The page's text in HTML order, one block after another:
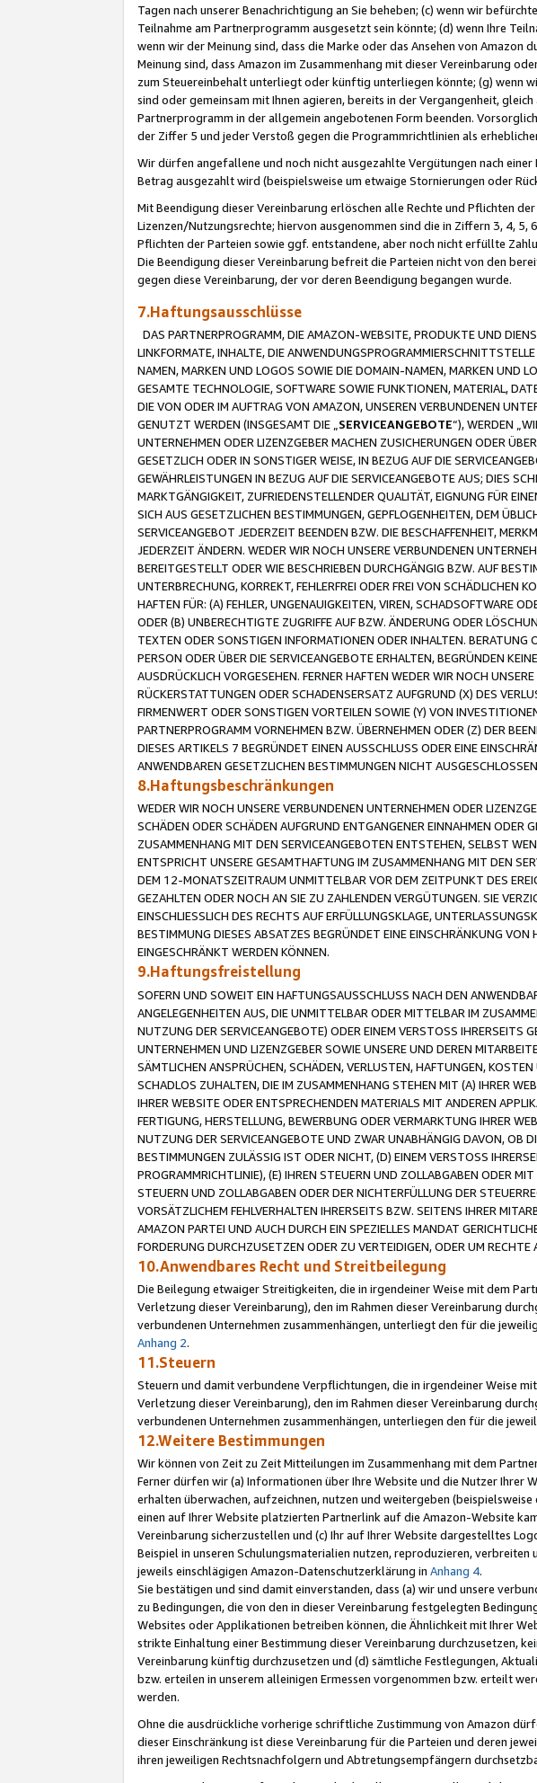
Tagen nach unserer Benachrichtigung an Sie beheben; (c) wenn wir
Teilnahme am Partnerprogramm ausgesetzt sein könnte; (d) wenn Ihre
wenn wir der Meinung sind, dass die Marke oder das Ansehen von
Meinung sind, dass Amazon im Zusammenhang mit dieser Vereinbarung
zum Steuereinbehalt unterliegt oder künftig unterliegen könnte; (g) wenn
sind oder gemeinsam mit Ihnen agieren, bereits in der Vergangenheit,
Partnerprogramm in der allgemein angebotenen Form beenden.
der Ziffer 5 und jeder Verstoß gegen die Programmrichtlinien als
Wir dürfen angefallene und noch nicht ausgezahlte Vergütungen nach
Betrag ausgezahlt wird (beispielsweise um etwaige Stornierungen oder
Mit Beendigung dieser Vereinbarung erlöschen alle Rechte und Pflichten
Lizenzen/Nutzungsrechte; hiervon ausgenommen sind die in Ziffern 3, 4,
Pflichten der Parteien sowie ggf. entstandene, aber noch nicht erfüllte
Die Beendigung dieser Vereinbarung befreit die Parteien nicht von den
gegen diese Vereinbarung, der vor deren Beendigung begangen wurde.
7.Haftungsausschlüsse
DAS PARTNERPROGRAMM, DIE AMAZON-WEBSITE, PRODUKTE UND
LINKFORMATE, INHALTE, DIE
NAMEN, MARKEN UND LOGOS SOWIE DIE DOMAIN-NAMEN, MARKEN UND
GESAMTE TECHNOLOGIE, SOFTWARE SOWIE FUNKTIONEN, MATERIAL,
DIE VON ODER IM AUFTRAG VON AMAZON, UNSEREN VERBUNDENEN
GENUTZT WERDEN (INSGESAMT DIE „ SERVICEANGEBOTE“), WERDEN
UNTERNEHMEN ODER LIZENZGEBER MACHEN ZUSICHERUNGEN ODER
GESETZLICH ODER IN SONSTIGER WEISE, IN BEZUG AUF DIE
GEWÄHRLEISTUNGEN IN BEZUG AUF DIE SERVICEANGEBOTE AUS; DIES
MARKTGÄNGIGKEIT, ZUFRIEDENSTELLENDER QUALITÄT, EIGNUNG FÜR
SICH AUS GESETZLICHEN BESTIMMUNGEN, GEPFLOGENHEITEN, DEM
SERVICEANGEBOT JEDERZEIT BEENDEN BZW. DIE BESCHAFFENHEIT,
JEDERZEIT ÄNDERN. WEDER WIR NOCH UNSERE VERBUNDENEN
BEREITGESTELLT ODER WIE BESCHRIEBEN DURCHGÄNGIG BZW. AUF
UNTERBRECHUNG, KORREKT, FEHLERFREI ODER FREI VON SCHÄDLICHEN
HAFTEN FÜR: (A) FEHLER, UNGENAUIGKEITEN, VIREN, SCHADSOFTWARE
ODER (B) UNBERECHTIGTE ZUGRIFFE AUF BZW. ÄNDERUNG ODER
TEXTEN ODER SONSTIGEN INFORMATIONEN ODER INHALTEN. BERATUNG
PERSON ODER ÜBER DIE SERVICEANGEBOTE ERHALTEN, BEGRÜNDEN
AUSDRÜCKLICH VORGESEHEN. FERNER HAFTEN WEDER WIR NOCH
RÜCKERSTATTUNGEN ODER SCHADENSERSATZ AUFGRUND (X) DES
FIRMENWERT ODER SONSTIGEN VORTEILEN SOWIE (Y) VON
PARTNERPROGRAMM VORNEHMEN BZW. ÜBERNEHMEN ODER (Z) DER
DIESES ARTIKELS 7 BEGRÜNDET EINEN AUSSCHLUSS ODER EINE
ANWENDBAREN GESETZLICHEN BESTIMMUNGEN NICHT
8.Haftungsbeschränkungen
WEDER WIR NOCH UNSERE VERBUNDENEN UNTERNEHMEN ODER
SCHÄDEN ODER SCHÄDEN AUFGRUND ENTGANGENER EINNAHMEN ODER
ZUSAMMENHANG MIT DEN SERVICEANGEBOTEN ENTSTEHEN, SELBST
ENTSPRICHT UNSERE GESAMTHAFTUNG IM ZUSAMMENHANG MIT DEN
DEM 12-MONATSZEITRAUM UNMITTELBAR VOR DEM ZEITPUNKT DES
GEZAHLTEN ODER NOCH AN SIE ZU ZAHLENDEN VERGÜTUNGEN. SIE
EINSCHLIESSLICH DES RECHTS AUF ERFÜLLUNGSKLAGE,
BESTIMMUNG DIESES ABSATZES BEGRÜNDET EINE EINSCHRÄNKUNG
EINGESCHRÄNKT WERDEN KÖNNEN.
9.Haftungsfreistellung
SOFERN UND SOWEIT EIN HAFTUNGSAUSSCHLUSS NACH DEN
ANGELEGENHEITEN AUS, DIE UNMITTELBAR ODER MITTELBAR IM
NUTZUNG DER SERVICEANGEBOTE) ODER EINEM VERSTOSS IHRERSEITS
UNTERNEHMEN UND LIZENZGEBER SOWIE UNSERE UND DEREN
SÄMTLICHEN ANSPRÜCHEN, SCHÄDEN, VERLUSTEN, HAFTUNGEN,
SCHADLOS ZUHALTEN, DIE IM ZUSAMMENHANG STEHEN MIT (A) IHRER
IHRER WEBSITE ODER ENTSPRECHENDEN MATERIALS MIT ANDEREN
FERTIGUNG, HERSTELLUNG, BEWERBUNG ODER VERMARKTUNG IHRER
NUTZUNG DER SERVICEANGEBOTE UND ZWAR UNABHÄNGIG DAVON, OB
BESTIMMUNGEN ZULÄSSIG IST ODER NICHT, (D) EINEM VERSTOSS
PROGRAMMRICHTLINIE), (E) IHREN STEUERN UND ZOLLABGABEN ODER
STEUERN UND ZOLLABGABEN ODER DER NICHTERFÜLLUNG DER
VORSÄTZLICHEM FEHLVERHALTEN IHRERSEITS BZW. SEITENS IHRER
AMAZON PARTEI UND AUCH DURCH EIN SPEZIELLES MANDAT
FORDERUNG DURCHZUSETZEN ODER ZU VERTEIDIGEN, ODER UM
10.Anwendbares Recht und Streitbeilegung
Die Beilegung etwaiger Streitigkeiten, die in irgendeiner Weise mit dem
Verletzung dieser Vereinbarung), den im Rahmen dieser Vereinbarung
verbundenen Unternehmen zusammenhängen, unterliegt den für die
Anhang 2.
11.Steuern
Steuern und damit verbundene Verpflichtungen, die in irgendeiner Weise
Verletzung dieser Vereinbarung), den im Rahmen dieser Vereinbarung
verbundenen Unternehmen zusammenhängen, unterliegen den für die
12.Weitere Bestimmungen
Wir können von Zeit zu Zeit Mitteilungen im Zusammenhang mit dem
Ferner dürfen wir (a) Informationen über Ihre Website und die Nutzer Ihrer
erhalten überwachen, aufzeichnen, nutzen und weitergeben
einen auf Ihrer Website platzierten Partnerlink auf die Amazon-Website
Vereinbarung sicherzustellen und (c) Ihr auf Ihrer Website dargestelltes
Beispiel in unseren Schulungsmaterialien nutzen, reproduzieren,
jeweils einschlägigen Amazon-Datenschutzerklärung in Anhang 4.
Sie bestätigen und sind damit einverstanden, dass (a) wir und unsere
zu Bedingungen, die von den in dieser Vereinbarung festgelegten
Websites oder Applikationen betreiben können, die Ähnlichkeit mit Ihrer
strikte Einhaltung einer Bestimmung dieser Vereinbarung durchzusetzen,
Vereinbarung künftig durchzusetzen und (d) sämtliche Festlegungen,
bzw. erteilen in unserem alleinigen Ermessen vorgenommen bzw. erteilt
werden.
Ohne die ausdrückliche vorherige schriftliche Zustimmung von Amazon
dieser Einschränkung ist diese Vereinbarung für die Parteien und deren
ihren jeweiligen Rechtsnachfolgern und Abtretungsempfängern